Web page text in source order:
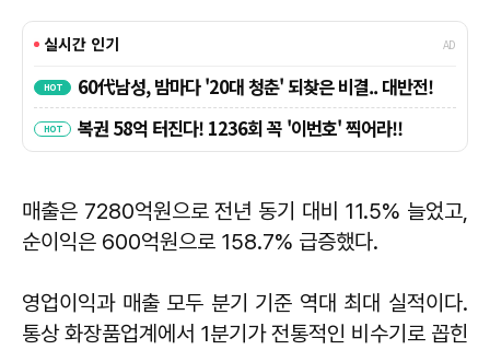
매출은 7280억원으로 전년 동기 대비 11.5% 늘었고,
순이익은 600억원으로 158.7% 급증했다.
영업이익과 매출 모두 분기 기준 역대 최대 실적이다.
통상 화장품업계에서 1분기가 전통적인 비수기로 꼽힌